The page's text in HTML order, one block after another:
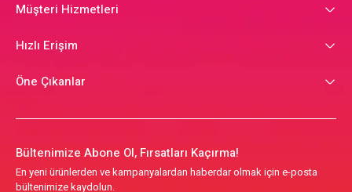
Müşteri Hizmetleri
Hızlı Erişim
Öne Çıkanlar
Bültenimize Abone Ol, Fırsatları Kaçırma!
En yeni ürünlerden ve kampanyalardan haberdar olmak için e-posta
bültenimize kaydolun.